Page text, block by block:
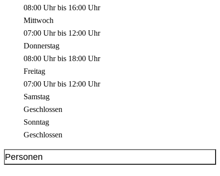
08:00 Uhrbis 16:00 Uhr
Mittwoch
07:00 Uhrbis 12:00 Uhr
Donnerstag
08:00 Uhrbis 18:00 Uhr
Freitag
07:00 Uhrbis 12:00 Uhr
Samstag
Geschlossen
Sonntag
Geschlossen
Personen